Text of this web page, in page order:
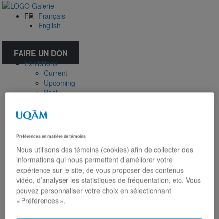
FR Français
English
FAIRE UN DON
Exhibitions
Current
Upcoming
Past
Touring
Public activities
Collection
Works from the collection
About the Collection
Publications
All publications
About our publications
About Éditions les petits carnets
Préférences en matière de témoins
Nous utilisons des témoins (cookies) afin de collecter des
informations qui nous permettent d’améliorer votre
expérience sur le site, de vous proposer des contenus
vidéo, d’analyser les statistiques de fréquentation, etc. Vous
pouvez personnaliser votre choix en sélectionnant
« Préférences ».